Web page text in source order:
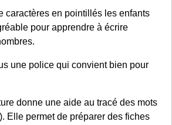
caractères en pointillés les enfants
pour apprendre à écrire
une police qui convient bien pour
donne une aide au tracé des mots
Elle permet de préparer des fiches